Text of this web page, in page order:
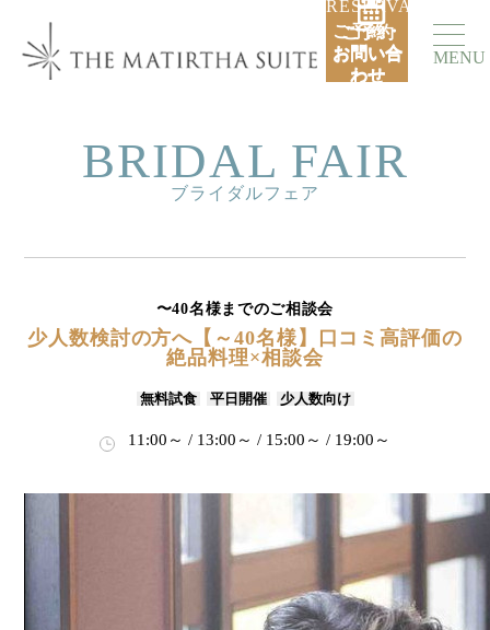
RESERVATION
ご予約・
お問い合
わせ
ご予約
お問い合
わせ
MENU
BRIDAL FAIR
ブライダルフェア
〜40名様までのご相談会
少人数検討の方へ【～40名様】口コミ高評価の
絶品料理×相談会
無料試食 平日開催 少人数向け
11:00～ / 13:00～ / 15:00～ / 19:00～